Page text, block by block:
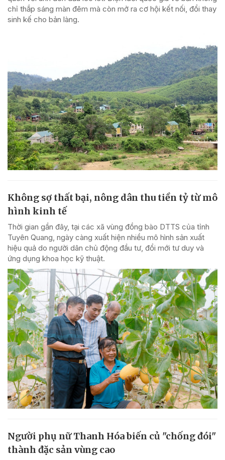
chỉ thắp sáng màn đêm mà còn mở ra cơ hội kết nối, đổi thay
sinh kế cho bản làng.
Không sợ thất bại, nông dân thu tiền tỷ từ mô
hình kinh tế
Thời gian gần đây, tại các xã vùng đồng bào DTTS của tỉnh
Tuyên Quang, ngày càng xuất hiện nhiều mô hình sản xuất
hiệu quả do người dân chủ động đầu tư, đổi mới tư duy và
ứng dụng khoa học kỹ thuật.
Người phụ nữ Thanh Hóa biến củ "chống đói"
thành đặc sản vùng cao